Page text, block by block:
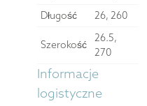
Długość
26, 260
Szerokość
26.5,
270
Informacje
logistyczne